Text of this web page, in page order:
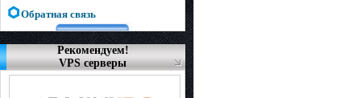
Обратная связь
Рекомендуем!
VPS серверы